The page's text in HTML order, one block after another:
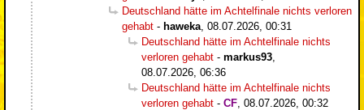
Deutschland hätte im Achtelfinale nichts verloren
gehabt - haweka 08.07.2026, 00:31
Deutschland hätte im Achtelfinale nichts
verloren gehabt - markus93
08.07.2026, 06:36
Deutschland hätte im Achtelfinale nichts
verloren gehabt - CF 08.07.2026, 00:32